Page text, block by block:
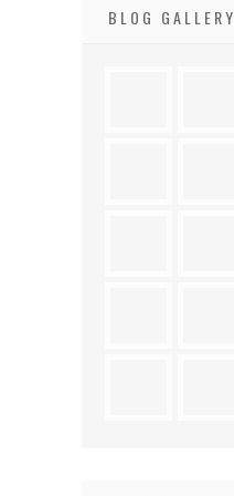
BLOG GALLERY